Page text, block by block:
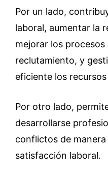
Por un lado,
laboral, aumentar la
mejorar los
reclutamiento, y
eficiente los
Por otro lado,
desarrollarse
conflictos de
satisfacción laboral.